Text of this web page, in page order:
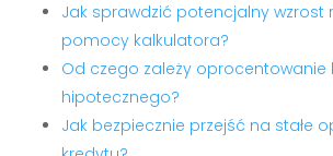
Jak sprawdzić potencjalny wzrost
pomocy kalkulatora?
Od czego zależy oprocentowanie
hipotecznego?
Jak bezpiecznie przejść na stałe